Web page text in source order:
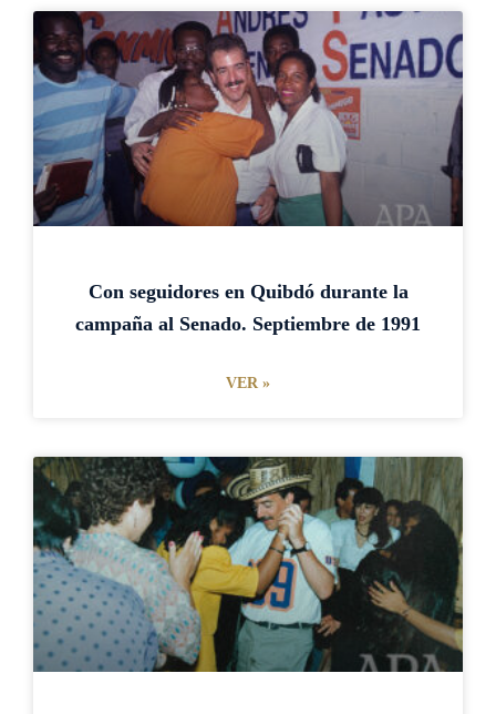
Con seguidores en Quibdó durante la
campaña al Senado. Septiembre de 1991
VER »